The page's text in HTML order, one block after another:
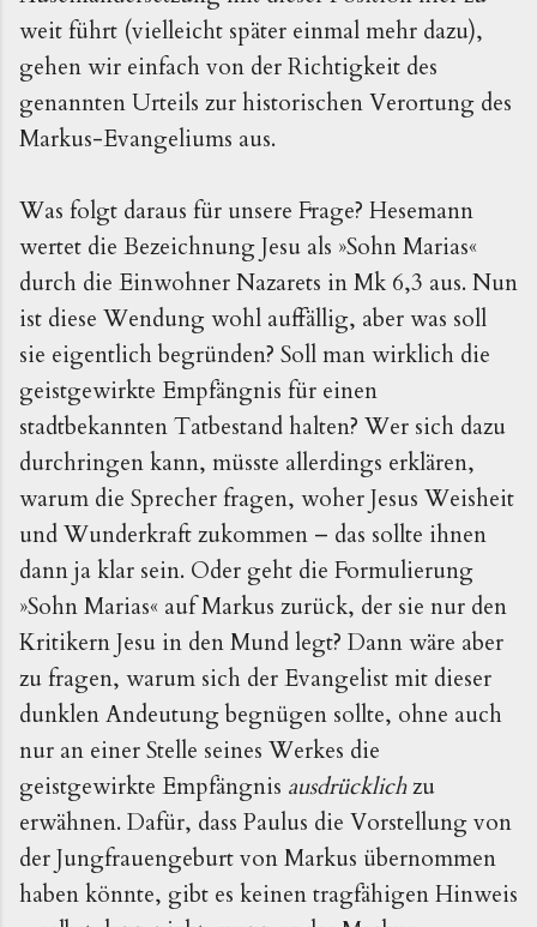
weit führt (vielleicht später einmal mehr dazu),
gehen wir einfach von der Richtigkeit des
genannten Urteils zur historischen Verortung des
Markus-Evangeliums aus.
Was folgt daraus für unsere Frage? Hesemann
wertet die Bezeichnung Jesu als »Sohn Marias«
durch die Einwohner Nazarets in Mk 6,3 aus. Nun
ist diese Wendung wohl auffällig, aber was soll
sie eigentlich begründen? Soll man wirklich die
geistgewirkte Empfängnis für einen
stadtbekannten Tatbestand halten? Wer sich dazu
durchringen kann, müsste allerdings erklären,
warum die Sprecher fragen, woher Jesus Weisheit
und Wunderkraft zukommen – das sollte ihnen
dann ja klar sein. Oder geht die Formulierung
»Sohn Marias« auf Markus zurück, der sie nur den
Kritikern Jesu in den Mund legt? Dann wäre aber
zu fragen, warum sich der Evangelist mit dieser
dunklen Andeutung begnügen sollte, ohne auch
nur an einer Stelle seines Werkes die
geistgewirkte Empfängnis ausdrücklichzu
erwähnen. Dafür, dass Paulus die Vorstellung von
der Jungfrauengeburt von Markus übernommen
haben könnte, gibt es keinen tragfähigen Hinweis